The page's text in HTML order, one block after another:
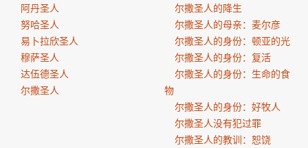
阿丹圣人
努哈圣人
易卜拉欣圣人
穆萨圣人
达伍德圣人
尔撒圣人
尔撒圣人的降生
尔撒圣人的母亲：麦尔彦
尔撒圣人的身份：顿亚的光
尔撒圣人的身份：复活
尔撒圣人的身份：生命的食
物
尔撒圣人的身份：好牧人
尔撒圣人没有犯过罪
尔撒圣人的教训：恕饶